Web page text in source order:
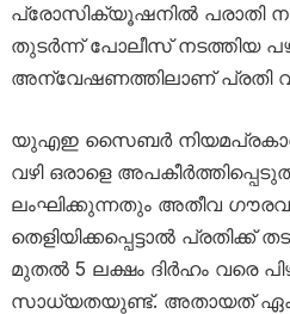
പ്രോസിക്യൂഷനിൽ പരാതി
തുടർന്ന് പോലീസ് നടത്തിയ
അന്വേഷണത്തിലാണ് പ്രതി
യുഎഇ സൈബർ
വഴി ഒരാളെ
ലംഘിക്കുന്നതും അതീവ
തെളിയിക്കപ്പെട്ടാൽ പ്രതിക്ക്
മുതൽ 5 ലക്ഷം ദിർഹം വരെ
സാധ്യതയുണ്ട്. അതായത്